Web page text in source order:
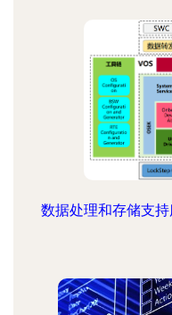
数据处理和存储支